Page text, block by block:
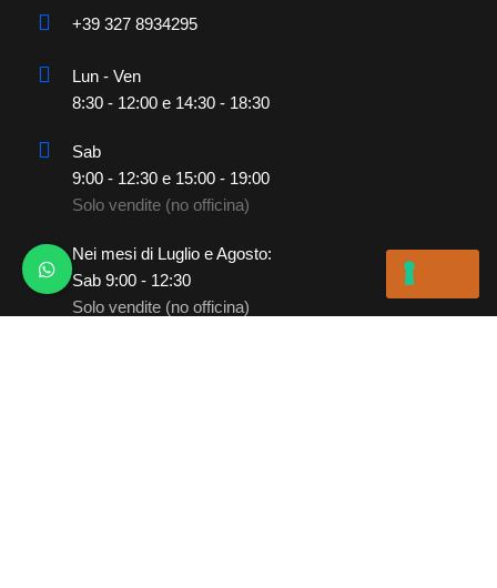
+39 327 8934295
Lun - Ven
8:30 - 12:00 e 14:30 - 18:30
Sab
9:00 - 12:30 e 15:00 - 19:00
Solo vendite (no officina)
Nei mesi di Luglio e Agosto:
Sab 9:00 - 12:30
Solo vendite (no officina)